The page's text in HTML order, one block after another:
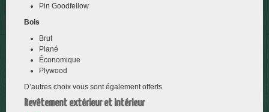
Pin Goodfellow
Bois
Brut
Plané
Économique
Plywood
D’autres choix vous sont également offerts
Revêtement extérieur et intérieur